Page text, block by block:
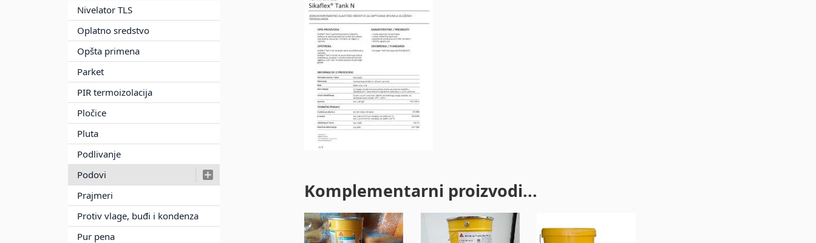
Komplementarni proizvodi...
Nivelator TLS
Oplatno sredstvo
Opšta primena
Parket
PIR termoizolacija
Pločice
Pluta
Podlivanje
Podovi
Prajmeri
Protiv vlage, buđi i kondenza
Pur pena